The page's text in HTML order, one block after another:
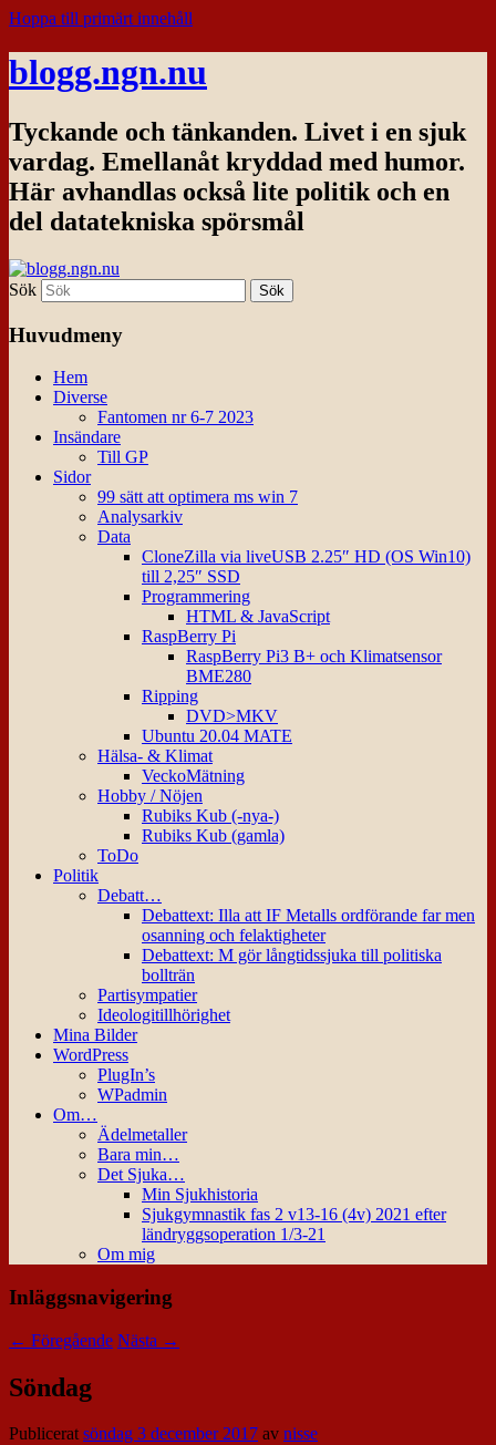
Hoppa till primärt innehåll
blogg.ngn.nu
Tyckande och tänkanden. Livet i en sjuk
vardag. Emellanåt kryddad med humor.
Här avhandlas också lite politik och en
del datatekniska spörsmål
Sök
Huvudmeny
Hem
Diverse
Fantomen nr 6-7 2023
Insändare
Till GP
Sidor
99 sätt att optimera ms win 7
Analysarkiv
Data
CloneZilla via liveUSB 2.25″ HD (OS Win10)
till 2,25″ SSD
Programmering
HTML & JavaScript
RaspBerry Pi
RaspBerry Pi3 B+ och Klimatsensor
BME280
Ripping
DVD>MKV
Ubuntu 20.04 MATE
Hälsa- & Klimat
VeckoMätning
Hobby / Nöjen
Rubiks Kub (-nya-)
Rubiks Kub (gamla)
ToDo
Politik
Debatt…
Debattext: Illa att IF Metalls ordförande far men
osanning och felaktigheter
Debattext: M gör långtidssjuka till politiska
bollträn
Partisympatier
Ideologitillhörighet
Mina Bilder
WordPress
PlugIn’s
WPadmin
Om…
Ädelmetaller
Bara min…
Det Sjuka…
Min Sjukhistoria
Sjukgymnastik fas 2 v13-16 (4v) 2021 efter
ländryggsoperation 1/3-21
Om mig
Inläggsnavigering
← Föregående Nästa →
Söndag
Publiceratsöndag 3 december 2017 av nisse